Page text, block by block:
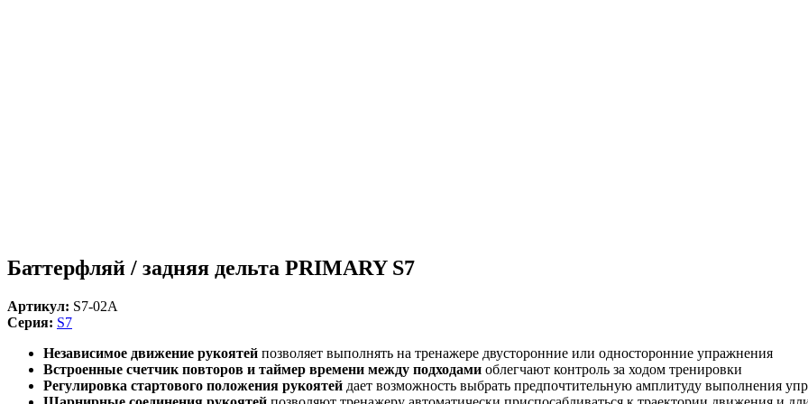
Баттерфляй / задняя дельта PRIMARY S7
Артикул: S7-02A
Серия: S7
Независимое движение рукоятей позволяет выполнять на тренажере двусторонние или односторонние упражнения
Встроенные счетчик повторов и таймер времени между подходами облегчают контроль за ходом тренировки
Регулировка стартового положения рукоятей дает возможность выбрать предпочтительную амплитуду выполнения